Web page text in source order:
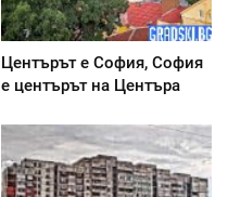
Центърът е София, София
е центърът на Центъра